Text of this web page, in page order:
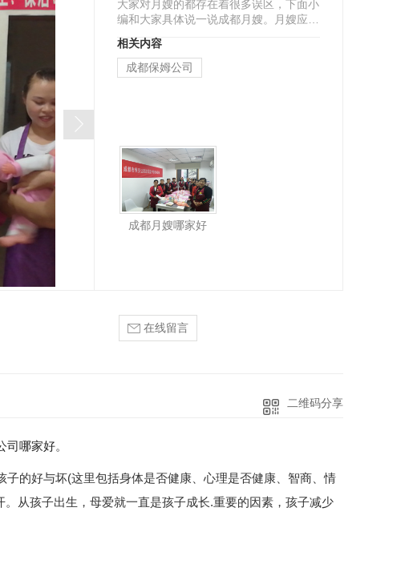
大家对月嫂的都存在着很多误区，下面小
编和大家具体说一说成都月嫂。月嫂应该
定位于协助产妇做些粗活，帮助产妇做她
不方便做的活。…
相关内容
成都保姆公司
成都月嫂哪家好
在线留言
二维码分享
司哪家好。
的好与坏(这里包括身体是否健康、心理是否健康、智商、情
从孩子出生，母爱就一直是孩子成长.重要的因素，孩子减少